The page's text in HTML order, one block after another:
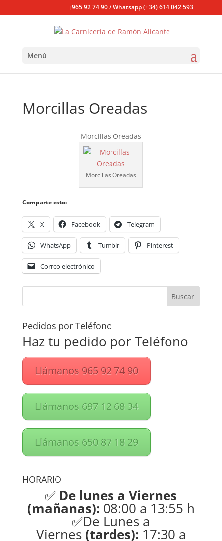
965 92 74 90 / Whatsapp (+34) 614 042 593
Menú
Morcillas Oreadas
Morcillas Oreadas
Morcillas Oreadas
Comparte esto:
X Facebook Telegram
WhatsApp Tumblr Pinterest
Correo electrónico
Pedidos por Teléfono
Haz tu pedido por Teléfono
Llámanos 965 92 74 90
Llámanos 697 12 68 34
Llámanos 650 87 18 29
HORARIO
✅ De lunes a Viernes
(mañanas): 08:00 a 13:55 h
✅De Lunes a
Viernes(tardes): 17:30 a